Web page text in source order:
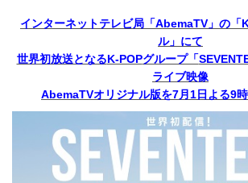
インターネットテレビ局「AbemaTV 」の「
ル」にて
世界初放送となるK-POPグループ「
ライブ映像
AbemaTVオリジナル版を7月1日よる9